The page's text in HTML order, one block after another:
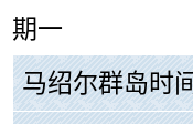
期一
马绍尔群岛时